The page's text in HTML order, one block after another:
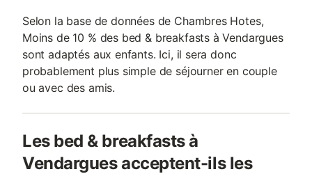
Selon la base de données de Chambres Hotes,
Moins de 10 % des bed & breakfasts à Vendargues
sont adaptés aux enfants. Ici, il sera donc
probablement plus simple de séjourner en couple
ou avec des amis.
Les bed & breakfasts à
Vendargues acceptent-ils les